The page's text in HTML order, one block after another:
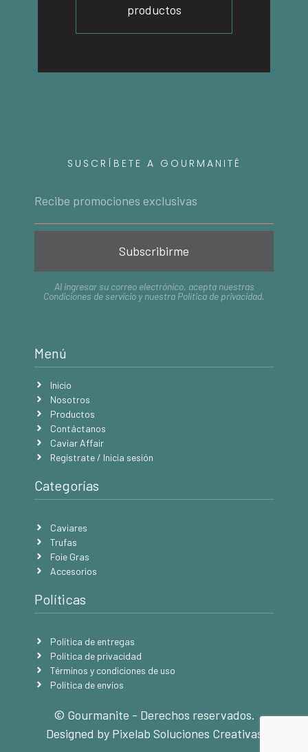
productos
SUSCRÍBETE A GOURMANITÉ
Subscribirme
Al ingresar su correo electrónico, acepta nuestras
Condiciones de servicio y nuestra Política de privacidad.
Menú
Inicio
Nosotros
Productos
Contáctanos
Caviar Affair
Regístrate / Inicia sesión
Categorías
Caviares
Trufas
Foie Gras
Accesorios
Políticas
Política de entregas
Política de privacidad
Términos y condiciones de uso
Política de envíos
© Gourmanite - Derechos reservados.
Designed by Pixelab Soluciones Creativas